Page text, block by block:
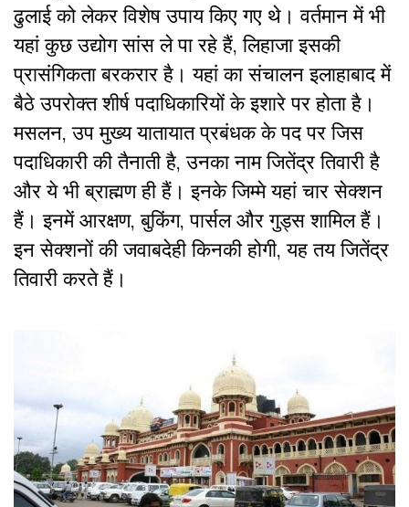
ढुलाई को लेकर विशेष उपाय किए गए थे। वर्तमान में भी
यहां कुछ उद्योग सांस ले पा रहे हैं, लिहाजा इसकी
प्रासंगिकता बरकरार है। यहां का संचालन इलाहाबाद में
बैठे उपरोक्त शीर्ष पदाधिकारियों के इशारे पर होता है।
मसलन, उप मुख्य यातायात प्रबंधक के पद पर जिस
पदाधिकारी की तैनाती है, उनका नाम जितेंद्र तिवारी है
और ये भी ब्राह्मण ही हैं। इनके जिम्मे यहां चार सेक्शन
हैं। इनमें आरक्षण, बुकिंग, पार्सल और गुड्स शामिल हैं।
इन सेक्शनों की जवाबदेही किनकी होगी, यह तय जितेंद्र
तिवारी करते हैं।